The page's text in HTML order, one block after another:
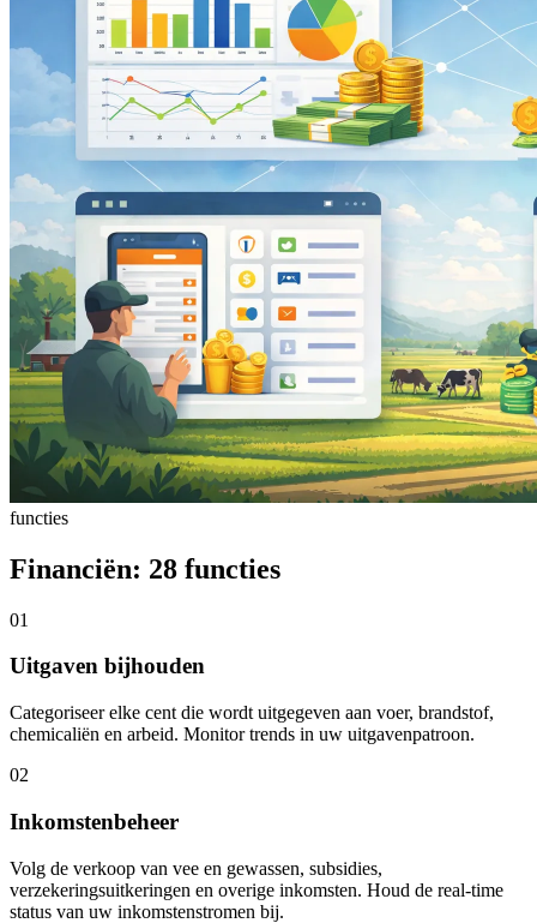
functies
Financiën: 28 functies
01
Uitgaven bijhouden
Categoriseer elke cent die wordt uitgegeven aan voer, brandstof,
chemicaliën en arbeid. Monitor trends in uw uitgavenpatroon.
02
Inkomstenbeheer
Volg de verkoop van vee en gewassen, subsidies,
verzekeringsuitkeringen en overige inkomsten. Houd de real-time
status van uw inkomstenstromen bij.